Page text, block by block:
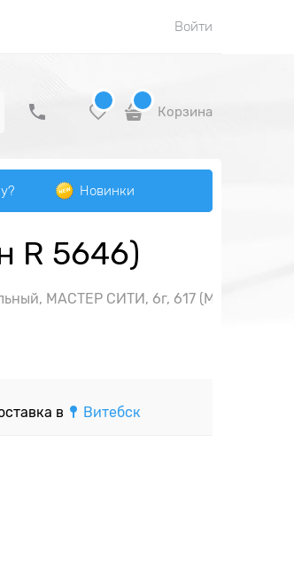
Войти
Корзина
Новинки
R 5646)
МАСТЕР СИТИ, 6г, 617 (Махагон R
в Витебск